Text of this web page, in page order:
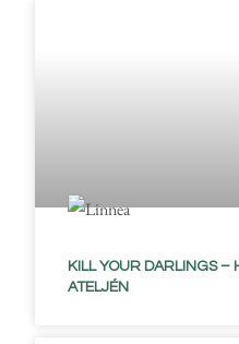
KILL YOUR DARLINGS –
ATELJÉN